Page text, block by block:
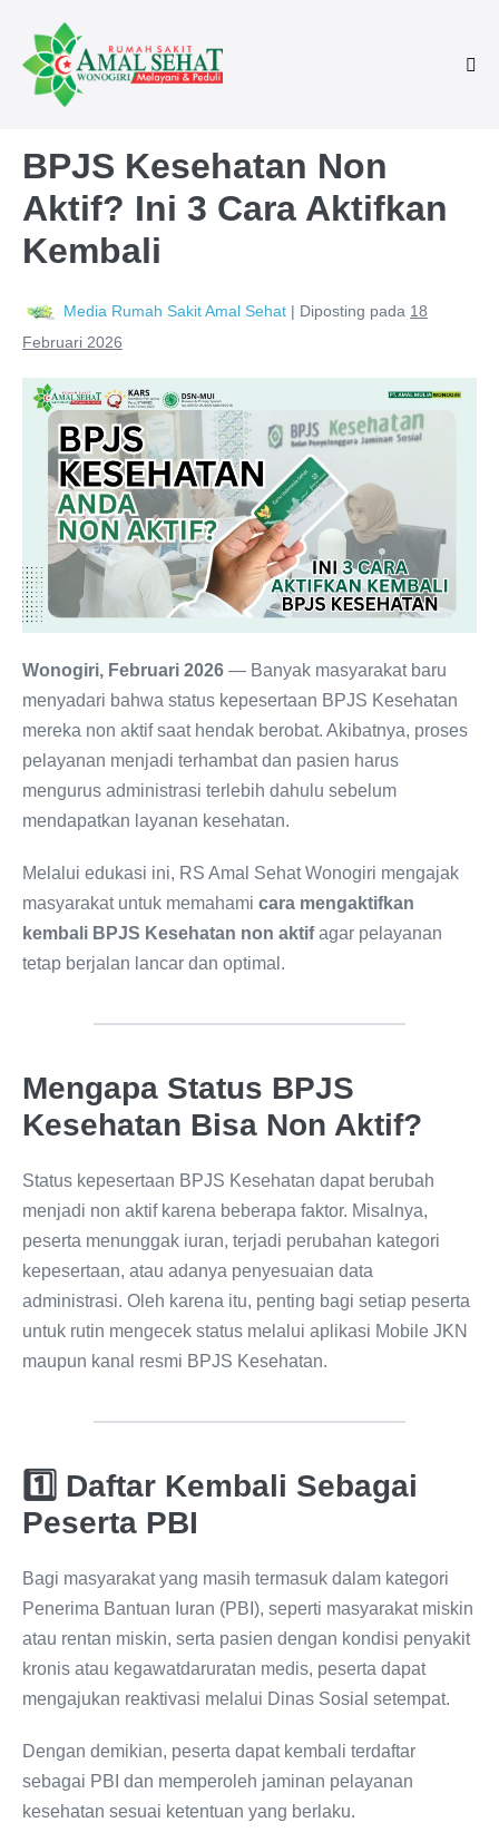
BPJS Kesehatan Non
Aktif? Ini 3 Cara Aktifkan
Kembali
Media Rumah Sakit Amal Sehat | Diposting pada 18
Februari 2026
Wonogiri, Februari 2026 — Banyak masyarakat baru
menyadari bahwa status kepesertaan BPJS Kesehatan
mereka non aktif saat hendak berobat. Akibatnya, proses
pelayanan menjadi terhambat dan pasien harus
mengurus administrasi terlebih dahulu sebelum
mendapatkan layanan kesehatan.
Melalui edukasi ini, RS Amal Sehat Wonogiri mengajak
masyarakat untuk memahami cara mengaktifkan
kembali BPJS Kesehatan non aktifagar pelayanan
tetap berjalan lancar dan optimal.
Mengapa Status BPJS
Kesehatan Bisa Non Aktif?
Status kepesertaan BPJS Kesehatan dapat berubah
menjadi non aktif karena beberapa faktor. Misalnya,
peserta menunggak iuran, terjadi perubahan kategori
kepesertaan, atau adanya penyesuaian data
administrasi. Oleh karena itu, penting bagi setiap peserta
untuk rutin mengecek status melalui aplikasi Mobile JKN
maupun kanal resmi BPJS Kesehatan.
1️⃣ Daftar Kembali Sebagai
Peserta PBI
Bagi masyarakat yang masih termasuk dalam kategori
Penerima Bantuan Iuran (PBI), seperti masyarakat miskin
atau rentan miskin, serta pasien dengan kondisi penyakit
kronis atau kegawatdaruratan medis, peserta dapat
mengajukan reaktivasi melalui Dinas Sosial setempat.
Dengan demikian, peserta dapat kembali terdaftar
sebagai PBI dan memperoleh jaminan pelayanan
kesehatan sesuai ketentuan yang berlaku.